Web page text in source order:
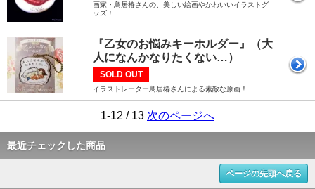
画家・鳥居椿さんの、美しい絵画やかわいいイラストグ
ッズ！
『乙女のお悩みキーホルダー』（大
人になんかなりたくない…）
SOLD OUT
イラストレーター鳥居椿さんによる素敵な原画！
1-12 / 13 次のページへ
最近チェックした商品
ページの先頭へ戻る